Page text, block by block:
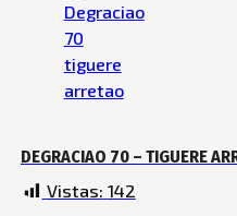
DEGRACIAO 70 – TIGUERE
MEMO ATR, CHAMAKITOO
Vistas: 142